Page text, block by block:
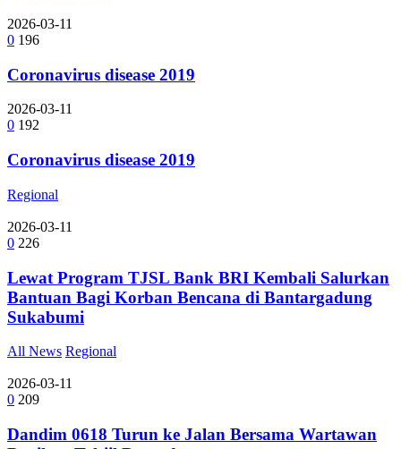
2026-03-11
0 196
Coronavirus disease 2019
2026-03-11
0 192
Coronavirus disease 2019
Regional
2026-03-11
0 226
Lewat Program TJSL Bank BRI Kembali Salurkan
Bantuan Bagi Korban Bencana di Bantargadung
Sukabumi
All News Regional
2026-03-11
0 209
Dandim 0618 Turun ke Jalan Bersama Wartawan